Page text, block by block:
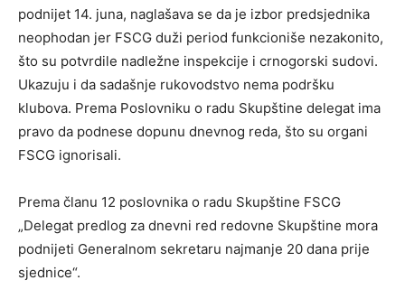
podnijet 14. juna, naglašava se da je izbor predsjednika
neophodan jer FSCG duži period funkcioniše nezakonito,
što su potvrdile nadležne inspekcije i crnogorski sudovi.
Ukazuju i da sadašnje rukovodstvo nema podršku
klubova. Prema Poslovniku o radu Skupštine delegat ima
pravo da podnese dopunu dnevnog reda, što su organi
FSCG ignorisali.
Prema članu 12 poslovnika o radu Skupštine FSCG
„Delegat predlog za dnevni red redovne Skupštine mora
podnijeti Generalnom sekretaru najmanje 20 dana prije
sjednice“.